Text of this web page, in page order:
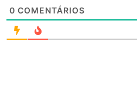
0 COMENTÁRIOS